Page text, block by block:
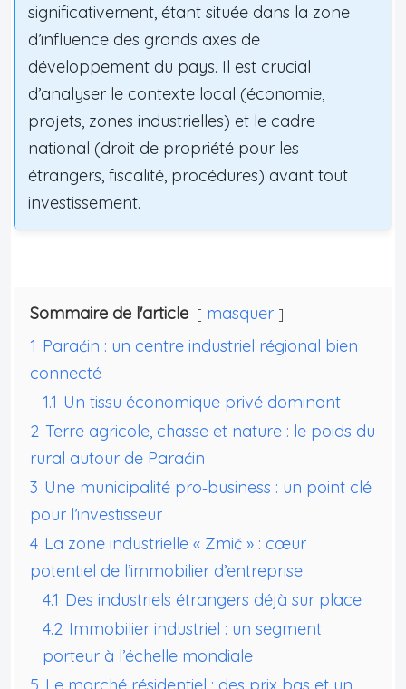
significativement, étant située dans la zone
d’influence des grands axes de
développement du pays. Il est crucial
d’analyser le contexte local (économie,
projets, zones industrielles) et le cadre
national (droit de propriété pour les
étrangers, fiscalité, procédures) avant tout
investissement.
Sommaire de l'article
masquer
1 Paraćin : un centre industriel régional bien
connecté
1.1 Un tissu économique privé dominant
2 Terre agricole, chasse et nature : le poids du
rural autour de Paraćin
3 Une municipalité pro‑business : un point clé
pour l’investisseur
4 La zone industrielle « Zmič » : cœur
potentiel de l’immobilier d’entreprise
4.1 Des industriels étrangers déjà sur place
4.2 Immobilier industriel : un segment
porteur à l’échelle mondiale
5 Le marché résidentiel : des prix bas et un